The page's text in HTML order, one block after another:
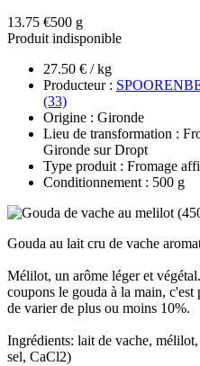
13.75 €500 g
Produit indisponible
27.50 € / kg
Producteur :
(33)
Origine : Gironde
Lieu de transformation :
Gironde sur Dropt
Type produit : Fromage
Conditionnement : 500 g
Gouda au lait cru de vache
Mélilot, un arôme léger et
coupons le gouda à la main,
de varier de plus ou moins 10%.
Ingrédients: lait de vache,
sel, CaCl2)